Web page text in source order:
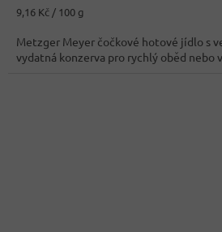
Měrná
9,16 Kč / 100 g
Metzger Meyer čočkové hotové jídlo s
vydatná konzerva pro rychlý oběd nebo